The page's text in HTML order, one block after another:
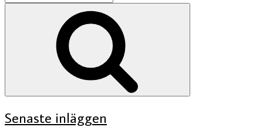
efter:
Senaste inläggen